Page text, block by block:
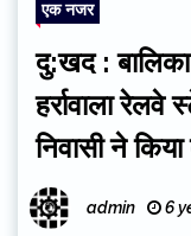
एक नजर
दु:खद :
हर्रावाला
निवासी ने किया
admin 6